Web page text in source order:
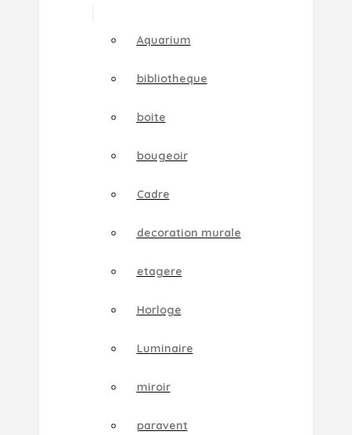
Aquarium
bibliotheque
boite
bougeoir
Cadre
decoration murale
etagere
Horloge
Luminaire
miroir
paravent